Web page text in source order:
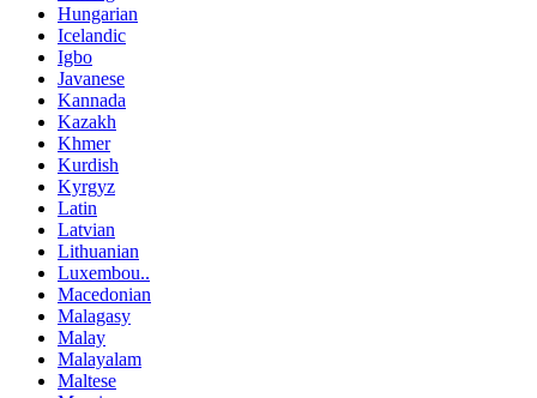
Hungarian
Icelandic
Igbo
Javanese
Kannada
Kazakh
Khmer
Kurdish
Kyrgyz
Latin
Latvian
Lithuanian
Luxembou..
Macedonian
Malagasy
Malay
Malayalam
Maltese